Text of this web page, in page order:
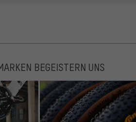
BEGEISTERN UNS